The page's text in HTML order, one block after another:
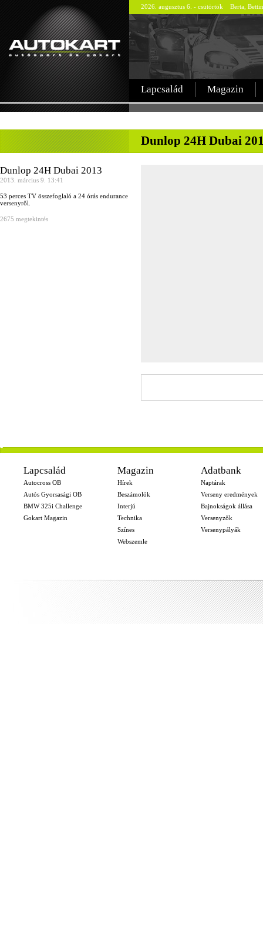
2026. augusztus 6. - csütörtök Berta,
Lapcsalád Magazin
Dunlop 24H Dubai
Dunlop 24H Dubai 2013
2013. március 9. 13:41
53 perces TV összefoglaló a 24 órás endurance
versenyről.
2675 megtekintés
-
Lapcsalád
Autocross OB
Autós Gyorsasági OB
BMW 325i Challenge
Gokart Magazin
Magazin
Hírek
Beszámolók
Interjú
Technika
Színes
Webszemle
Adatbank
Naptárak
Verseny eredmények
Bajnokságok állása
Versenyzők
Versenypályák